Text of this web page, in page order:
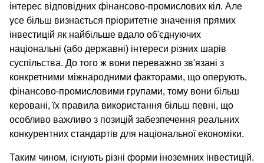
інтерес відповідних фінансово-промислових кіл. Але
усе більш визнається пріоритетне значення прямих
інвестицій як найбільше вдало об'єднуючих
національні (або державні) інтереси різних шарів
суспільства. До того ж вони переважно зв'язані з
конкретними міжнародними факторами, що оперують,
фінансово-промисловими групами, тому вони більш
керовані, їх правила використання більш певні, що
особливо важливо з позицій забезпечення реальних
конкурентних стандартів для національної економіки.
Таким чином, існують різні форми іноземних інвестицій.